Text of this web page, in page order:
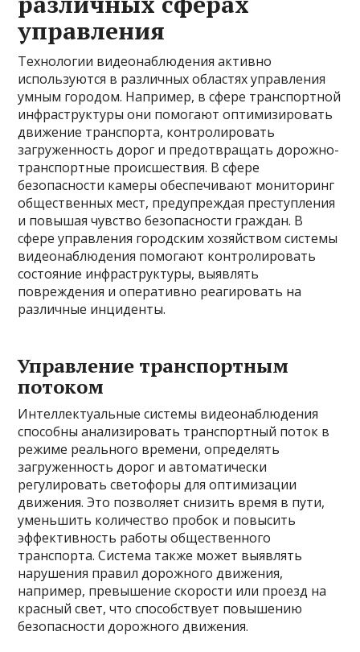
управления
Технологии видеонаблюдения активно
используются в различных областях управления
умным городом. Например, в сфере транспортной
инфраструктуры они помогают оптимизировать
движение транспорта, контролировать
загруженность дорог и предотвращать дорожно-
транспортные происшествия. В сфере
безопасности камеры обеспечивают мониторинг
общественных мест, предупреждая преступления
и повышая чувство безопасности граждан. В
сфере управления городским хозяйством системы
видеонаблюдения помогают контролировать
состояние инфраструктуры, выявлять
повреждения и оперативно реагировать на
различные инциденты.
Управление транспортным
потоком
Интеллектуальные системы видеонаблюдения
способны анализировать транспортный поток в
режиме реального времени, определять
загруженность дорог и автоматически
регулировать светофоры для оптимизации
движения. Это позволяет снизить время в пути,
уменьшить количество пробок и повысить
эффективность работы общественного
транспорта. Система также может выявлять
нарушения правил дорожного движения,
например, превышение скорости или проезд на
красный свет, что способствует повышению
безопасности дорожного движения.